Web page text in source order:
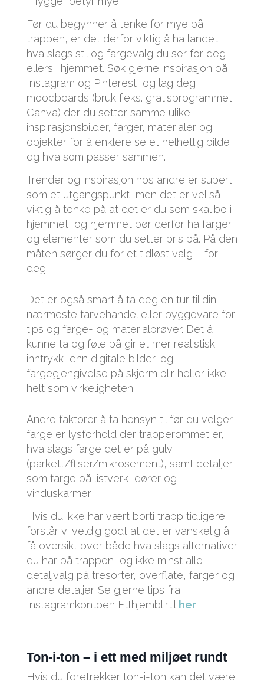
Før du begynner å tenke for mye på
trappen, er det derfor viktig å ha landet
hva slags stil og fargevalg du ser for deg
ellers i hjemmet. Søk gjerne inspirasjon på
Instagram og Pinterest, og lag deg
moodboards (bruk f.eks. gratisprogrammet
Canva) der du setter samme ulike
inspirasjonsbilder, farger, materialer og
objekter for å enklere se et helhetlig bilde
og hva som passer sammen.
Trender og inspirasjon hos andre er supert
som et utgangspunkt, men det er vel så
viktig å tenke på at det er du som skal bo i
hjemmet, og hjemmet bør derfor ha farger
og elementer som du setter pris på. På den
måten sørger du for et tidløst valg – for
deg.
Det er også smart å ta deg en tur til din
nærmeste farvehandel eller byggevare for
tips og farge- og materialprøver. Det å
kunne ta og føle på gir et mer realistisk
inntrykk enn digitale bilder, og
fargegjengivelse på skjerm blir heller ikke
helt som virkeligheten.
Andre faktorer å ta hensyn til før du velger
farge er lysforhold der trapperommet er,
hva slags farge det er på gulv
(parkett/fliser/mikrosement), samt detaljer
som farge på listverk, dører og
vinduskarmer.
Hvis du ikke har vært borti trapp tidligere
forstår vi veldig godt at det er vanskelig å
få oversikt over både hva slags alternativer
du har på trappen, og ikke minst alle
detaljvalg på tresorter, overflate, farger og
andre detaljer. Se gjerne tips fra
Instagramkontoen Etthjemblirtil her.
Ton-i-ton – i ett med miljøet rundt
Hvis du foretrekker ton-i-ton kan det være